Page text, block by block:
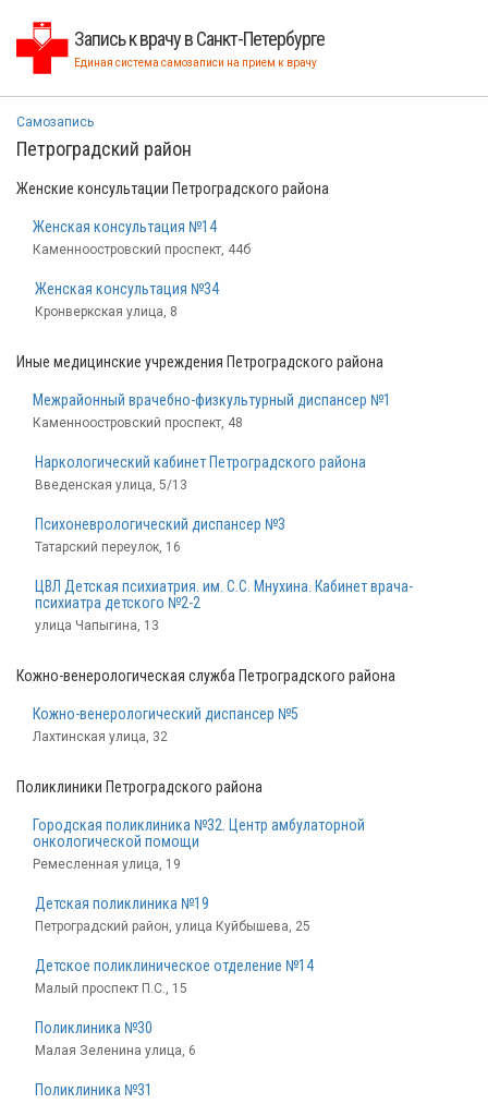
Запись к врачу в Санкт-Петербурге
Единая система самозаписи на прием к врачу
Самозапись
Петроградский район
Женские консультации Петроградского района
Женская консультация №14
Каменноостровский проспект, 44б
Женская консультация №34
Кронверкская улица, 8
Иные медицинские учреждения Петроградского района
Межрайонный врачебно-физкультурный диспансер №1
Каменноостровский проспект, 48
Наркологический кабинет Петроградского района
Введенская улица, 5/13
Психоневрологический диспансер №3
Татарский переулок, 16
ЦВЛ Детская психиатрия. им. С.С. Мнухина. Кабинет врача-
психиатра детского №2-2
улица Чапыгина, 13
Кожно-венерологическая служба Петроградского района
Кожно-венерологический диспансер №5
Лахтинская улица, 32
Поликлиники Петроградского района
Городская поликлиника №32. Центр амбулаторной
онкологической помощи
Ремесленная улица, 19
Детская поликлиника №19
Петроградский район, улица Куйбышева, 25
Детское поликлиническое отделение №14
Малый проспект П.С., 15
Поликлиника №30
Малая Зеленина улица, 6
Поликлиника №31